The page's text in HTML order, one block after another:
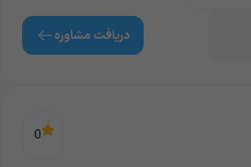
دریافت‌ مشاوره
0